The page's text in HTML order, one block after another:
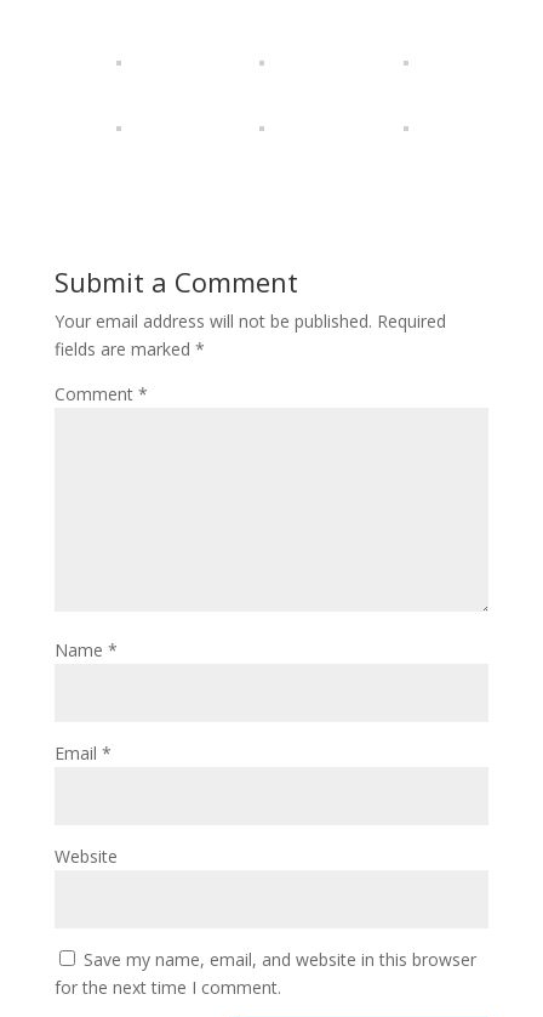
Submit a Comment
Your email address will not be published. Required
fields are marked *
Comment *
Name *
Email *
Website
Save my name, email, and website in this browser
for the next time I comment.